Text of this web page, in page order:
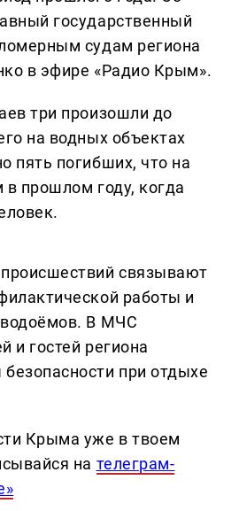
государственный
судам региона
в эфире «Радио Крым».
три произошли до
на водных объектах
пять погибших, что на
прошлом году, когда
связывают
работы и
водоёмов. В МЧС
и гостей региона
при отдыхе
Крыма уже в твоем
на телеграм-